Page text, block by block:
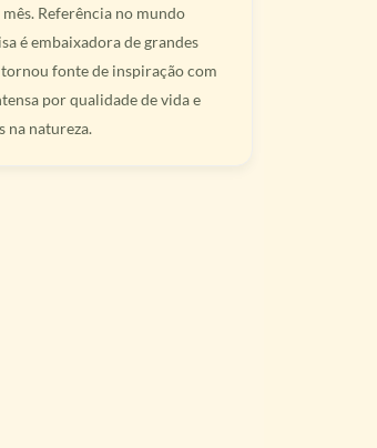
mês. Referência no mundo
é embaixadora de grandes
tornou fonte de inspiração com
por qualidade de vida e
na natureza.